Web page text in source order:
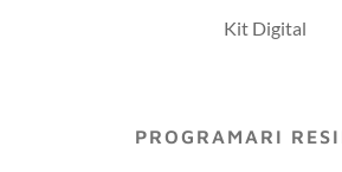
Kit Digital
PROGRAMARI